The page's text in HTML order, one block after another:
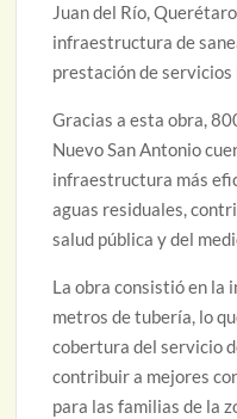
Juan del Río,
infraestructura de
prestación de servicios
Gracias a esta obra,
Nuevo San Antonio
infraestructura más
aguas residuales,
salud pública y del
La obra consistió en la
metros de tubería, lo
cobertura del servicio
contribuir a mejores
para las familias de la